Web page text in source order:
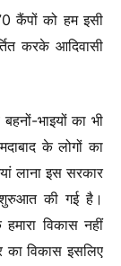
कैंपों को हम इसी
करके आदिवासी
भाइयों का भी
के लोगों का
लाना इस सरकार
शुरुआत की गई है।
विकास नहीं
का विकास इसलिए